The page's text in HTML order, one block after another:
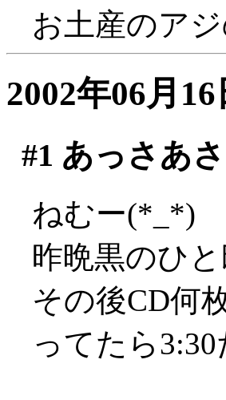
お土産のア
2002年06月16
#1 あっさあ
ねむー(*_*)
昨晩黒のひ
その後CD何
ってたら